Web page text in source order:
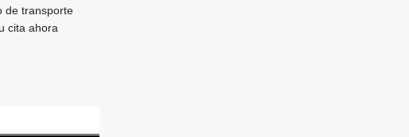
de transporte
cita ahora